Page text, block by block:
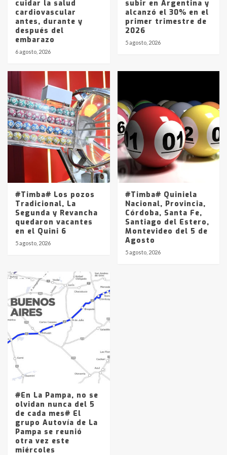
cuidar la salud
cardiovascular
antes, durante y
después del
embarazo
6 agosto, 2026
subir en Argentina y
alcanzó el 30% en el
primer trimestre de
2026
5 agosto, 2026
#Timba# Los pozos
Tradicional, La
Segunda y Revancha
quedaron vacantes
en el Quini 6
5 agosto, 2026
#Timba# Quiniela
Nacional, Provincia,
Córdoba, Santa Fe,
Santiago del Estero,
Montevideo del 5 de
Agosto
5 agosto, 2026
#En La Pampa, no se
olvidan nunca del 5
de cada mes# El
grupo Autovía de La
Pampa se reunió
otra vez este
miércoles